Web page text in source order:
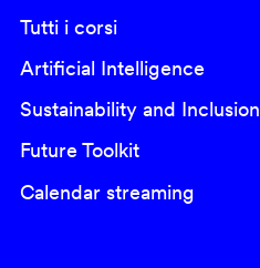
Tutti i corsi
Artificial Intelligence
Sustainability and Inclusion
Future Toolkit
Calendar streaming